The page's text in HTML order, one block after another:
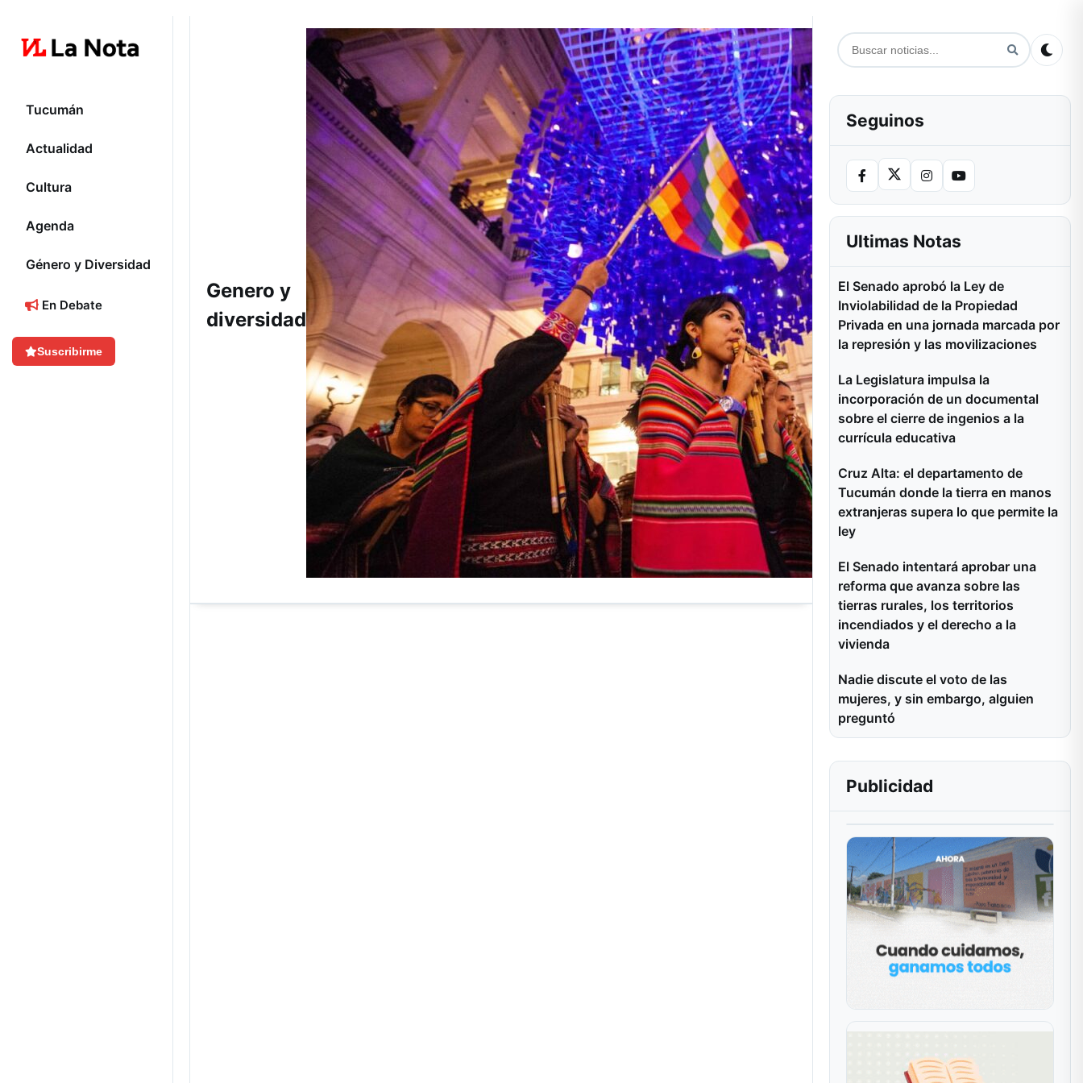
Tucumán
Actualidad
Cultura
Agenda
Género y Diversidad
En Debate
Suscribirme
Genero y
diversidad
Seguinos
Ultimas Notas
El Senado aprobó la Ley de
Inviolabilidad de la Propiedad
Privada en una jornada marcada por
la represión y las movilizaciones
La Legislatura impulsa la
incorporación de un documental
sobre el cierre de ingenios a la
currícula educativa
Cruz Alta: el departamento de
Tucumán donde la tierra en manos
extranjeras supera lo que permite la
ley
El Senado intentará aprobar una
reforma que avanza sobre las
tierras rurales, los territorios
incendiados y el derecho a la
vivienda
Nadie discute el voto de las
mujeres, y sin embargo, alguien
preguntó
Publicidad